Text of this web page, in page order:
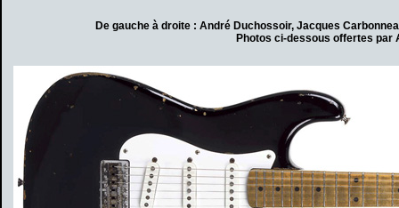
De gauche à droite : André Duchossoir, Jacques
Photos ci-dessous offertes par